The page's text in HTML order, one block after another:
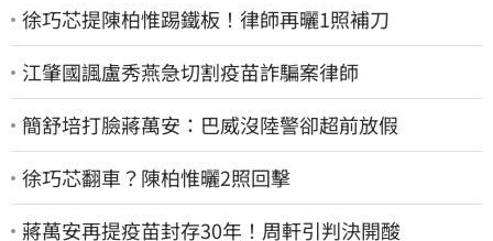
徐巧芯提陳柏惟踢鐵板！律師再曬1照補刀
江肇國諷盧秀燕急切割疫苗詐騙案律師
簡舒培打臉蔣萬安：巴威沒陸警卻超前放假
徐巧芯翻車？陳柏惟曬2照回擊
蔣萬安再提疫苗封存30年！周軒引判決開酸